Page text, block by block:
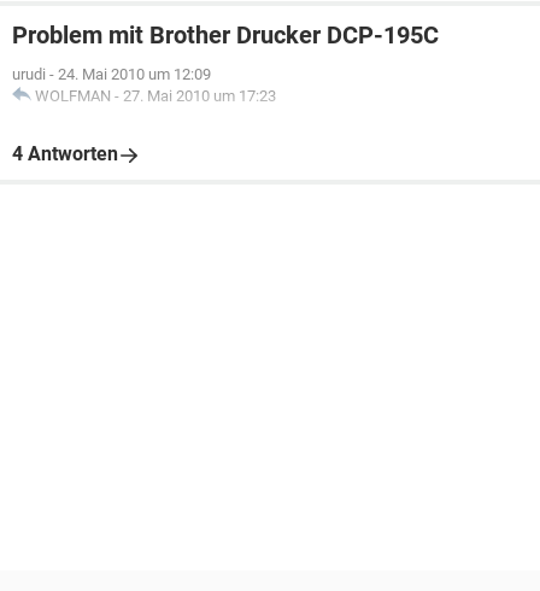
Problem mit Brother Drucker DCP-195C
urudi - 24. Mai 2010 um 12:09
WOLFMAN - 27. Mai 2010 um 17:23
4 Antworten